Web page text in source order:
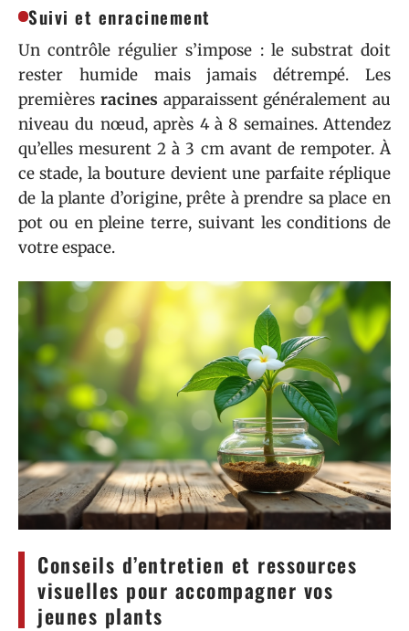
Suivi et enracinement
Un contrôle régulier s’impose : le substrat doit
rester humide mais jamais détrempé. Les
premières racines apparaissent généralement au
niveau du nœud, après 4 à 8 semaines. Attendez
qu’elles mesurent 2 à 3 cm avant de rempoter. À
ce stade, la bouture devient une parfaite réplique
de la plante d’origine, prête à prendre sa place en
pot ou en pleine terre, suivant les conditions de
votre espace.
Conseils d’entretien et ressources
visuelles pour accompagner vos
jeunes plants